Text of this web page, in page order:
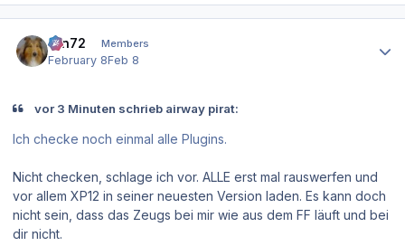
ron72 Members
February 8Feb 8
vor 3 Minuten schrieb airway pirat:
Ich checke noch einmal alle Plugins.
Nicht checken, schlage ich vor. ALLE erst mal rauswerfen und
vor allem XP12 in seiner neuesten Version laden. Es kann doch
nicht sein, dass das Zeugs bei mir wie aus dem FF läuft und bei
dir nicht.